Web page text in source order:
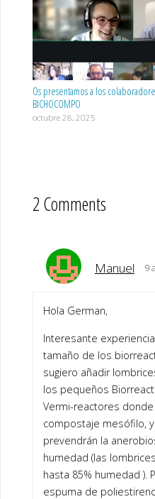
Os presentamos a los
BICHOCOMPO
octubre 28, 2025
2 Comments
Manuel 9
Hola German,
Interesante
tamaño de los
sugiero añadir
los pequeños
Vermi-reactores
compostaje mesófilo,
prevendrán la
humedad (las
hasta 85% humedad ).
espuma de